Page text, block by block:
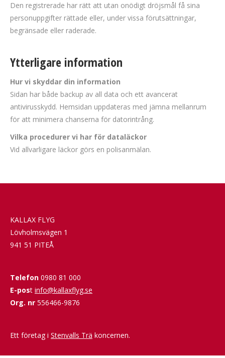
Den registrerade har rätt att utan onödigt dröjsmål få sina
personuppgifter rättade eller, under vissa förutsättningar,
begränsade eller raderade.
Ytterligare information
Hur vi skyddar din information
Sidan har både backup av all data och ett avancerat
antivirusskydd. Hemsidan uppdateras med jämna mellanrum
för att minimera chanserna för datorintrång.
Vilka procedurer vi har för dataläckor
Vid allvarligare läckor görs en polisanmälan.
KALLAX FLYG
Lövholmsvägen 1
941 51 PITEÅ
Telefon 0980 81 000
E-post info@kallaxflyg.se
Org. nr 556466-9876
Ett företag i Stenvalls Trä koncernen.